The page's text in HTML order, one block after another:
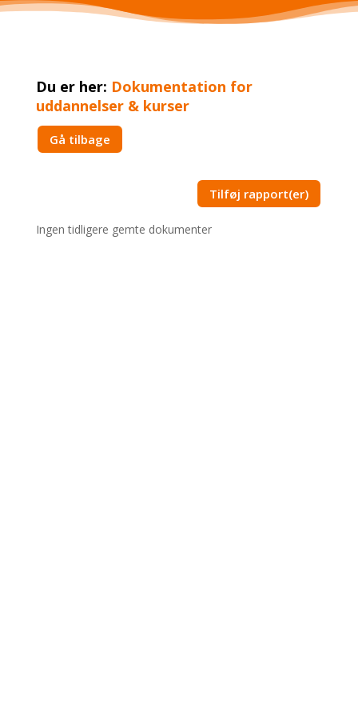
Du er her: Dokumentation for
uddannelser & kurser
Gå tilbage
Tilføj rapport(er)
Ingen tidligere gemte dokumenter